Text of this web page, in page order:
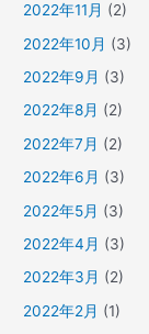
2022年11月 (2)
2022年10月 (3)
2022年9月 (3)
2022年8月 (2)
2022年7月 (2)
2022年6月 (3)
2022年5月 (3)
2022年4月 (3)
2022年3月 (2)
2022年2月 (1)